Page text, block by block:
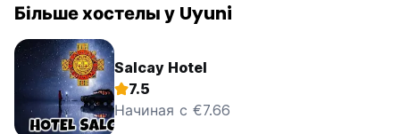
Більше хостелы у Uyuni
Salcay Hotel
7.5
Начиная с €7.66